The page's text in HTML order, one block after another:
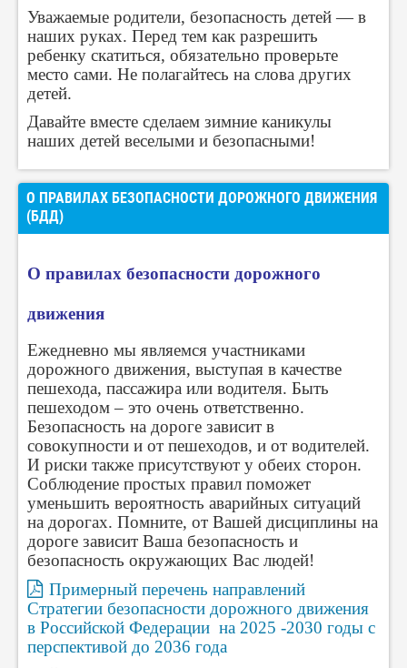
Уважаемые родители, безопасность детей — в
наших руках. Перед тем как разрешить
ребенку скатиться, обязательно проверьте
место сами. Не полагайтесь на слова других
детей.
Давайте вместе сделаем зимние каникулы
наших детей веселыми и безопасными!
О ПРАВИЛАХ БЕЗОПАСНОСТИ ДОРОЖНОГО ДВИЖЕНИЯ
(БДД)
О правилах безопасности дорожного
движения
Ежедневно мы являемся участниками
дорожного движения, выступая в качестве
пешехода, пассажира или водителя. Быть
пешеходом – это очень ответственно.
Безопасность на дороге зависит в
совокупности и от пешеходов, и от водителей.
И риски также присутствуют у обеих сторон.
Соблюдение простых правил поможет
уменьшить вероятность аварийных ситуаций
на дорогах. Помните, от Вашей дисциплины на
дороге зависит Ваша безопасность и
безопасность окружающих Вас людей!
Примерный перечень направлений
Стратегии безопасности дорожного движения
в Российской Федерации на 2025 -2030 годы с
перспективой до 2036 года